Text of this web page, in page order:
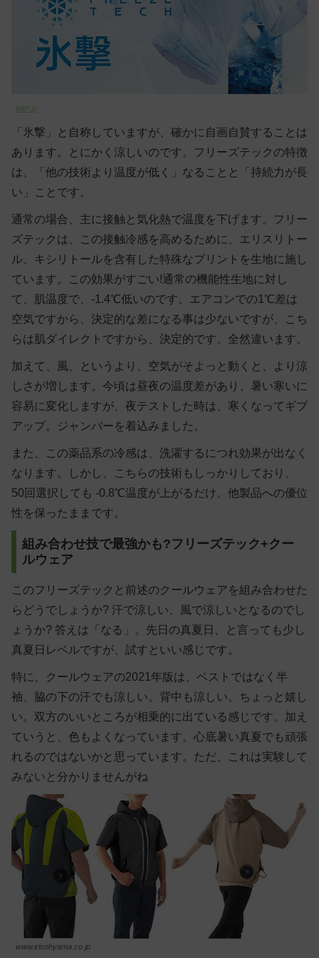
lidef.jp
「氷撃」と自称していますが、確かに自画自賛することは
あります。とにかく涼しいのです。フリーズテックの特徴
は、「他の技術より温度が低く」なることと「持続力が長
い」ことです。
通常の場合、主に接触と気化熱で温度を下げます。フリー
ズテックは、この接触冷感を高めるために、エリスリトー
ル、キシリトールを含有した特殊なプリントを生地に施し
ています。この効果がすごい!通常の機能性生地に対し
て、肌温度で、-1.4℃低いのです。エアコンでの1℃差は
空気ですから、決定的な差になる事は少ないですが、こち
らは肌ダイレクトですから、決定的です。全然違います。
加えて、風、というより、空気がそよっと動くと、より涼
しさが増します。今頃は昼夜の温度差があり、暑い寒いに
容易に変化しますが、夜テストした時は、寒くなってギブ
アップ。ジャンバーを着込みました。
また、この薬品系の冷感は、洗濯するにつれ効果が出なく
なります。しかし、こちらの技術もしっかりしており、
50回選択しても -0.8℃温度が上がるだけ。他製品への優位
性を保ったままです。
組み合わせ技で最強かも?フリーズテック+クー
ルウェア
このフリーズテックと前述のクールウェアを組み合わせた
らどうでしょうか? 汗で涼しい、風で涼しいとなるのでし
ょうか? 答えは「なる」。先日の真夏日、と言っても少し
真夏日レベルですが、試すといい感じです。
特に、クールウェアの2021年版は、ベストではなく半
袖、脇の下の汗でも涼しい。背中も涼しい。ちょっと嬉し
い。双方のいいところが相乗的に出ている感じです。加え
ていうと、色もよくなっています。心底暑い真夏でも頑張
れるのではないかと思っています。ただ、これは実験して
みないと分かりませんがね
www.irisohyama.co.jp